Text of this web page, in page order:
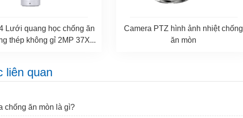
Lưới quang học chống ăn
thép không gỉ 2MP 37X...
Camera PTZ hình ảnh nhiệt chống
ăn mòn
liên quan
chống ăn mòn là gì?